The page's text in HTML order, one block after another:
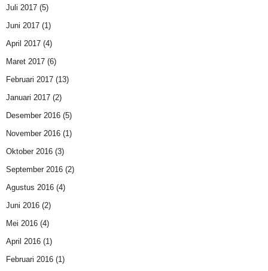
Juli 2017 (5)
Juni 2017 (1)
April 2017 (4)
Maret 2017 (6)
Februari 2017 (13)
Januari 2017 (2)
Desember 2016 (5)
November 2016 (1)
Oktober 2016 (3)
September 2016 (2)
Agustus 2016 (4)
Juni 2016 (2)
Mei 2016 (4)
April 2016 (1)
Februari 2016 (1)